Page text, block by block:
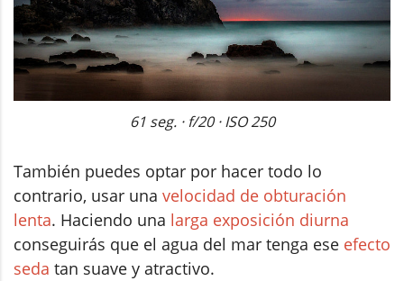
61 seg. · f/20 · ISO 250
También puedes optar por hacer todo lo
contrario, usar una velocidad de obturación
lenta. Haciendo una larga exposición diurna
conseguirás que el agua del mar tenga ese efecto
seda tan suave y atractivo.